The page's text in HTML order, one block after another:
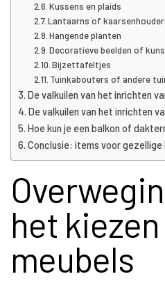
Kussens en plaids
Lantaarns of
Hangende planten
Decoratieve beelden of
Bijzettafeltjes
Tuinkabouters of andere
De valkuilen van het inrichten
De valkuilen van het inrichten
Hoe kun je een balkon of
Conclusie: items voor
het kiezen
meubels